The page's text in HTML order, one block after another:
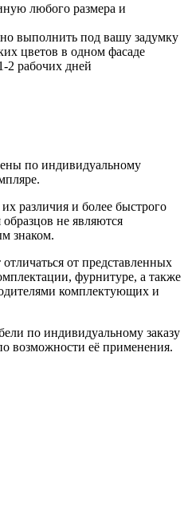
любого размера и
выполнить под вашу задумку
цветов в одном фасаде
2 рабочих дней
по индивидуальному
различия и более быстрого
образцов не являются
знаком.
от представленных
фурнитуре, а также
комплектующих и
по индивидуальному заказу
возможности её применения.